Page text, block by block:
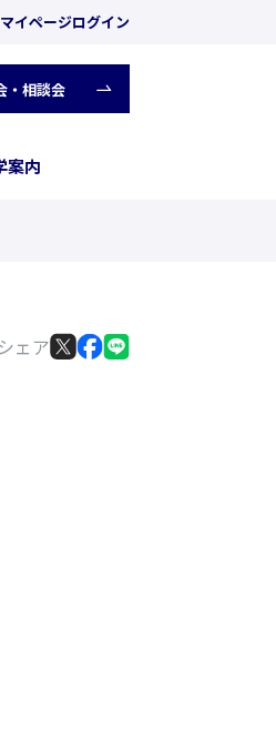
マイページログイン
・相談会
案内
ェア